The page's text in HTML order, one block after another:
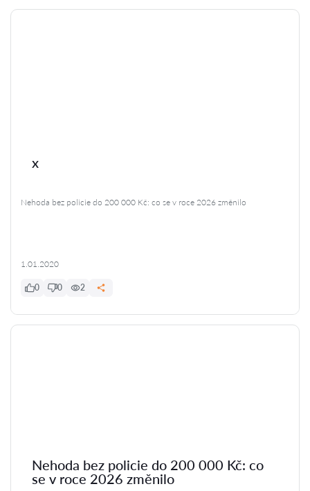
x
Nehoda bez policie do 200 000 Kč: co se v roce 2026 změnilo
1.01.2020
0 0 2
Nehoda bez policie do 200 000 Kč: co
se v roce 2026 změnilo